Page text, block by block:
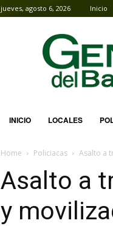
jueves, agosto 6, 2026 Inicio
Gente
del
Balsas
INICIO LOCALES
Home Policiacas Asalto a
Asalto a
y